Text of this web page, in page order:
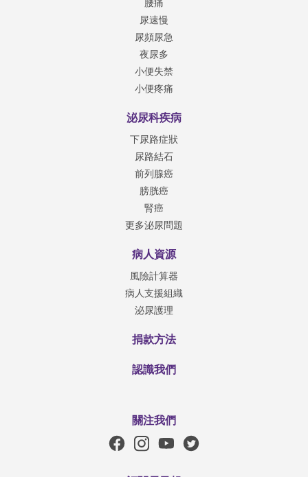
尿速慢
尿頻尿急
夜尿多
小便失禁
小便疼痛
泌尿科疾病
下尿路症狀
尿路結石
前列腺癌
膀胱癌
腎癌
更多泌尿問題
病人資源
風險計算器
病人支援組織
泌尿護理
捐款方法
認識我們
關注我們